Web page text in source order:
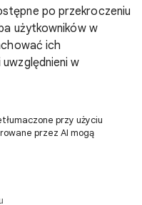
po przekroczeniu
użytkowników w
ich
w
przy użyciu
przez AI mogą